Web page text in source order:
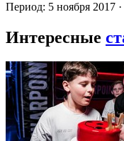
Период: 5 ноября 2017
Интересные